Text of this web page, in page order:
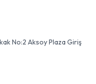
No:2 Aksoy Plaza Giriş